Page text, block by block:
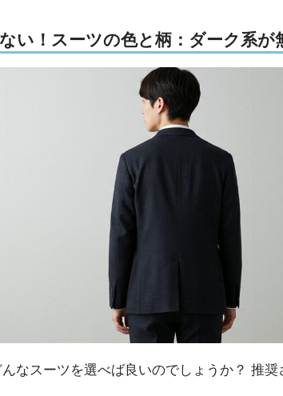
い！スーツの色と柄：ダーク系が
なスーツを選べば良いのでしょうか？ 推奨